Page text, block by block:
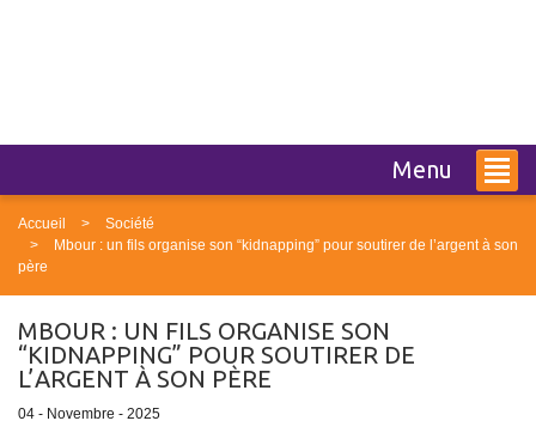
Menu
Accueil
Société
Mbour : un fils organise son “kidnapping” pour soutirer de l’argent à son
père
MBOUR : UN FILS ORGANISE SON
“KIDNAPPING” POUR SOUTIRER DE
L’ARGENT À SON PÈRE
04 - Novembre - 2025